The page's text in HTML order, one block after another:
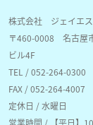
株式会社 ジェイエス
〒460-0008名古屋
ビル4F
TEL / 052-264-0300
FAX / 052-264-4007
定休日 / 水曜日
営業時間 / 【平日】